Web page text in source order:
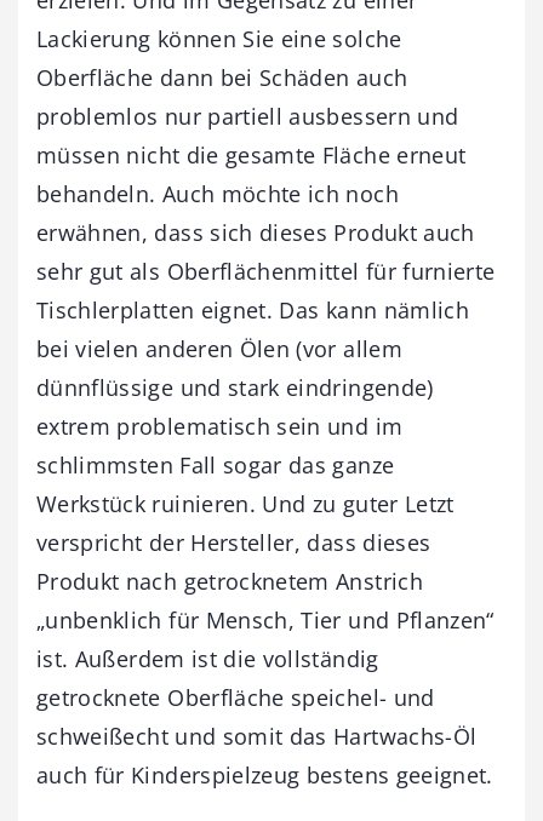
Lackierung können Sie eine solche
Oberfläche dann bei Schäden auch
problemlos nur partiell ausbessern und
müssen nicht die gesamte Fläche erneut
behandeln. Auch möchte ich noch
erwähnen, dass sich dieses Produkt auch
sehr gut als Oberflächenmittel für furnierte
Tischlerplatten eignet. Das kann nämlich
bei vielen anderen Ölen (vor allem
dünnflüssige und stark eindringende)
extrem problematisch sein und im
schlimmsten Fall sogar das ganze
Werkstück ruinieren. Und zu guter Letzt
verspricht der Hersteller, dass dieses
Produkt nach getrocknetem Anstrich
„unbenklich für Mensch, Tier und Pflanzen“
ist. Außerdem ist die vollständig
getrocknete Oberfläche speichel- und
schweißecht und somit das Hartwachs-Öl
auch für Kinderspielzeug bestens geeignet.